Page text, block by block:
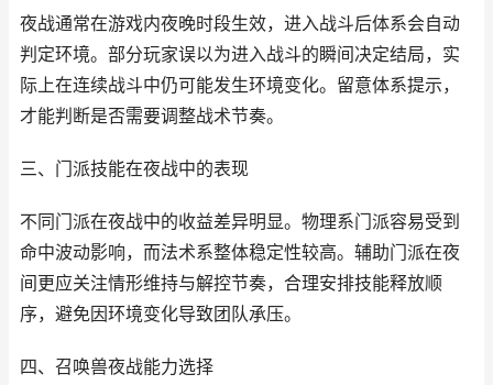
夜战通常在游戏内夜晚时段生效，进入战斗后体系会自动
判定环境。部分玩家误以为进入战斗的瞬间决定结局，实
际上在连续战斗中仍可能发生环境变化。留意体系提示，
才能判断是否需要调整战术节奏。
三、门派技能在夜战中的表现
不同门派在夜战中的收益差异明显。物理系门派容易受到
命中波动影响，而法术系整体稳定性较高。辅助门派在夜
间更应关注情形维持与解控节奏，合理安排技能释放顺
序，避免因环境变化导致团队承压。
四、召唤兽夜战能力选择